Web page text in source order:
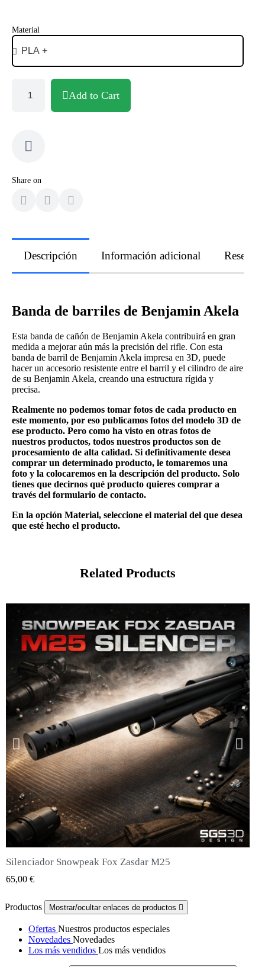
Material
Add to Cart
Share on
Descripción Información adicional Reseñas
Banda de barriles de Benjamin Akela
Esta banda de cañón de Benjamin Akela contribuirá en gran
medida a mejorar aún más la precisión del rifle. Con esta
banda de barril de Benjamin Akela impresa en 3D, puede
hacer un accesorio resistente entre el barril y el cilindro de aire
de su Benjamin Akela, creando una estructura rígida y
precisa.
Realmente no podemos tomar fotos de cada producto en
este momento, por eso publicamos fotos del modelo 3D de
ese producto. Pero como ha visto en otras fotos de
nuestros productos, todos nuestros productos son de
procesamiento de alta calidad. Si definitivamente desea
comprar un determinado producto, le tomaremos una
foto y la colocaremos en la descripción del producto. Solo
tienes que decirnos qué producto quieres comprar a
través del formulario de contacto.
En la opción Material, seleccione el material del que desea
que esté hecho el producto.
Related Products
QUICK VIEW
Silenciador Snowpeak Fox Zasdar M25
65,00 €
Productos Mostrar/ocultar enlaces de productos 
Ofertas Nuestros productos especiales
Novedades Novedades
Los más vendidos Los más vendidos